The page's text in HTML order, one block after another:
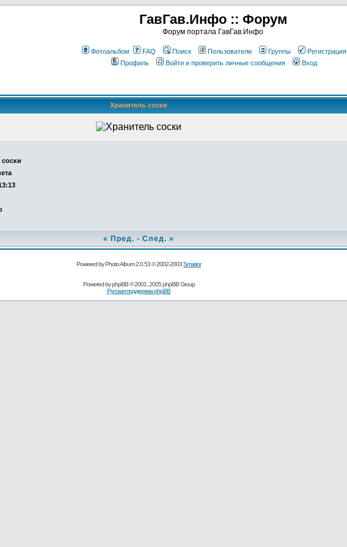
ГавГав.Инфо :: Форум
Форум портала ГавГав.Инфо
Фотоальбом FAQ Поиск Пользователи Группы
Регистрация
Профиль
Войти и проверить личные сообщения Вход
Хранитель соски
« Пред. - След. »
Powered by Photo Album 2.0.53 © 2002-2003Smartor
Powered byphpBB© 2001, 2005 phpBB Group
Русская поддержка phpBB